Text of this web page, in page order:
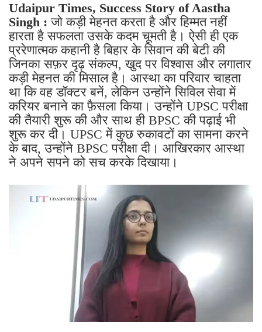
Udaipur Times, Success Story of Aastha
Singh : जो कड़ी मेहनत करता है और हिम्मत नहीं
हारता है सफलता उसके कदम चूमती है। ऐसी ही एक
प्ररेणात्मक कहानी है बिहार के सिवान की बेटी की
जिनका सफ़र दृढ़ संकल्प, खुद पर विश्वास और लगातार
कड़ी मेहनत की मिसाल है। आस्था का परिवार चाहता
था कि वह डॉक्टर बनें, लेकिन उन्होंने सिविल सेवा में
करियर बनाने का फ़ैसला किया। उन्होंने UPSC परीक्षा
की तैयारी शुरू की और साथ ही BPSC की पढ़ाई भी
शुरू कर दी। UPSC में कुछ रुकावटों का सामना करने
के बाद, उन्होंने BPSC परीक्षा दी। आखिरकार आस्था
ने अपने सपने को सच करके दिखाया।